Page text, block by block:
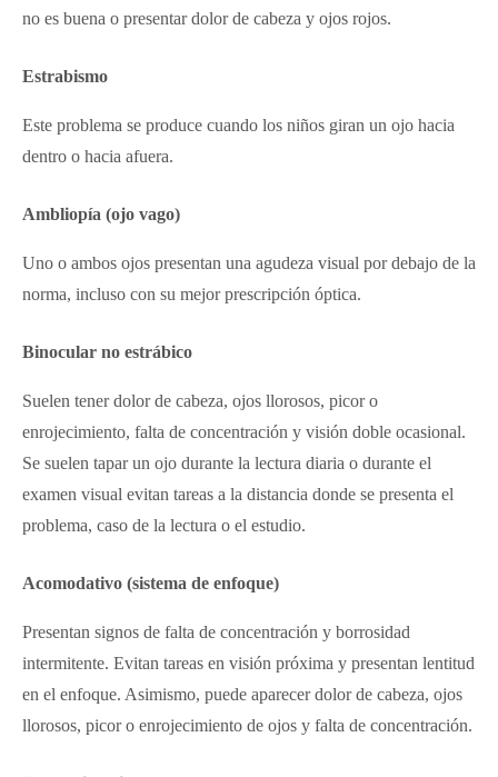
no es buena o presentar dolor de cabeza y ojos rojos.
Estrabismo
Este problema se produce cuando los niños giran un ojo hacia
dentro o hacia afuera.
Ambliopía (ojo vago)
Uno o ambos ojos presentan una agudeza visual por debajo de la
norma, incluso con su mejor prescripción óptica.
Binocular no estrábico
Suelen tener dolor de cabeza, ojos llorosos, picor o
enrojecimiento, falta de concentración y visión doble ocasional.
Se suelen tapar un ojo durante la lectura diaria o durante el
examen visual evitan tareas a la distancia donde se presenta el
problema, caso de la lectura o el estudio.
Acomodativo (sistema de enfoque)
Presentan signos de falta de concentración y borrosidad
intermitente. Evitan tareas en visión próxima y presentan lentitud
en el enfoque. Asimismo, puede aparecer dolor de cabeza, ojos
llorosos, picor o enrojecimiento de ojos y falta de concentración.